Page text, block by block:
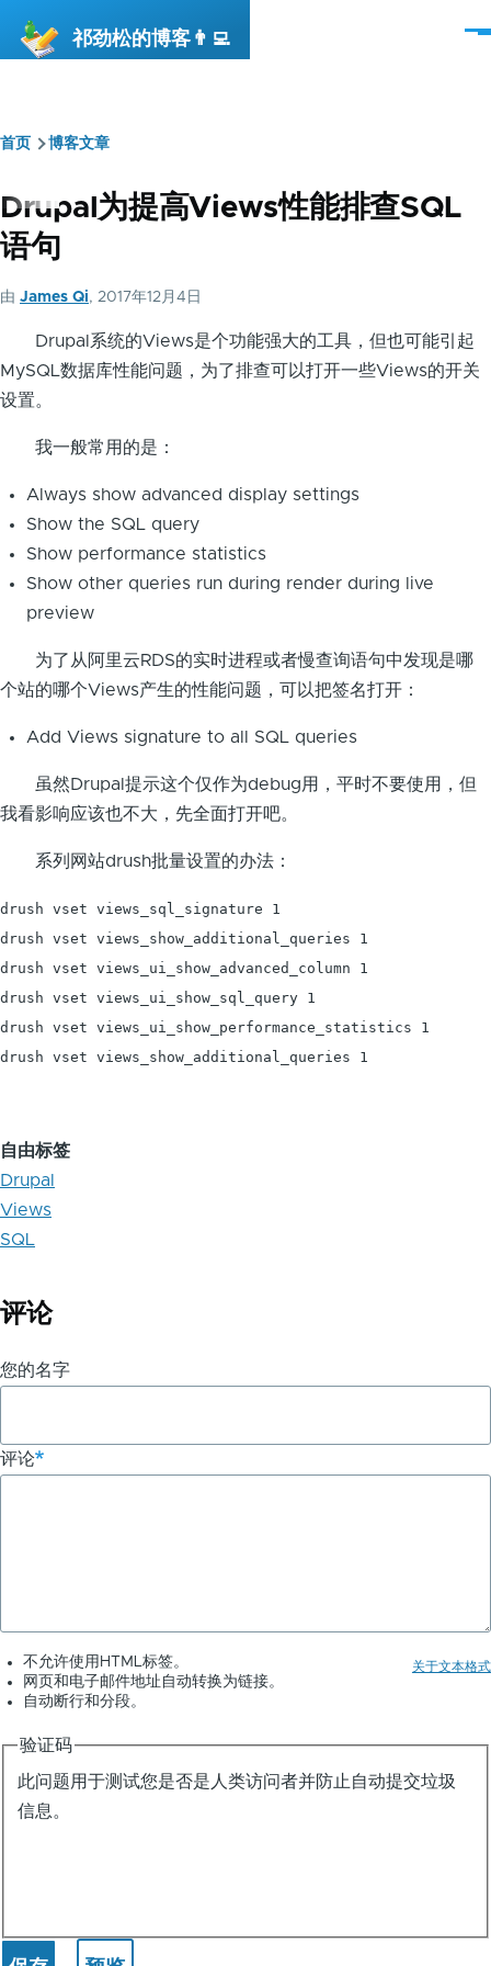
祁劲松的博客👨‍💻
菜
面
包
屑
首页 博客文章
Drupal为提高Views性能排查SQL
语句
由 James Qi, 2017年12月4日
Drupal系统的Views是个功能强大的工具，但也可能引起
MySQL数据库性能问题，为了排查可以打开一些Views的开关
设置。
我一般常用的是：
Always show advanced display settings
Show the SQL query
Show performance statistics
Show other queries run during render during live
preview
为了从阿里云RDS的实时进程或者慢查询语句中发现是哪
个站的哪个Views产生的性能问题，可以把签名打开：
Add Views signature to all SQL queries
虽然Drupal提示这个仅作为debug用，平时不要使用，但
我看影响应该也不大，先全面打开吧。
系列网站drush批量设置的办法：
drush vset views_sql_signature 1
drush vset views_show_additional_queries 1
drush vset views_ui_show_advanced_column 1
drush vset views_ui_show_sql_query 1
drush vset views_ui_show_performance_statistics 1
drush vset views_show_additional_queries 1
自由标签
Drupal
Views
SQL
评论
您的名字
评论
关于文本格式
不允许使用HTML标签。
网页和电子邮件地址自动转换为链接。
自动断行和分段。
验证码
此问题用于测试您是否是人类访问者并防止自动提交垃圾
信息。